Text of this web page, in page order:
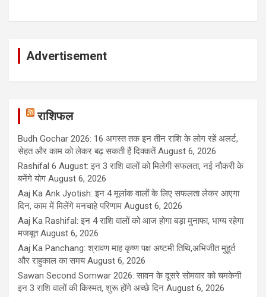
Advertisement
राशिफल
Budh Gochar 2026: 16 अगस्त तक इन तीन राशि के लोग रहें अलर्ट,
सेहत और काम को लेकर बढ़ सकती हैं दिक्कतें August 6, 2026
Rashifal 6 August: इन 3 राशि वालों को मिलेगी सफलता, नई नौकरी के
बनेंगे योग August 6, 2026
Aaj Ka Ank Jyotish: इन 4 मूलांक वालों के लिए सफलता लेकर आएगा
दिन, काम में मिलेंगे मनचाहे परिणाम August 6, 2026
Aaj Ka Rashifal: इन 4 राशि वालों को आज होगा बड़ा मुनाफा, भाग्य रहेगा
मजबूत August 6, 2026
Aaj Ka Panchang: श्रावण माह कृष्ण पक्ष अष्टमी तिथि,अभिजीत मुहूर्त
और राहुकाल का समय August 6, 2026
Sawan Second Somwar 2026: सावन के दूसरे सोमवार को चमकेगी
इन 3 राशि वालों की किस्मत, शुरू होंगे अच्छे दिन August 6, 2026